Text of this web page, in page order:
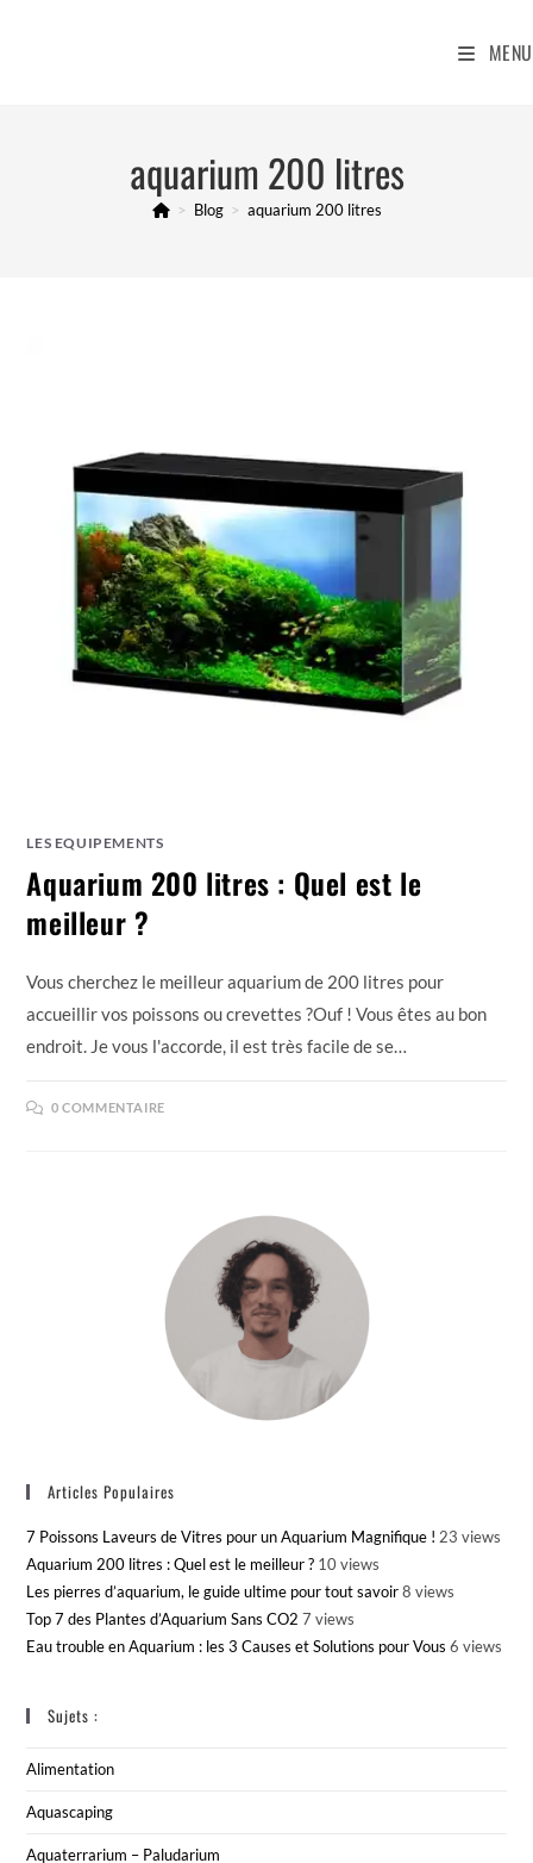
MENU
aquarium 200 litres
> Blog > aquarium 200 litres
LES EQUIPEMENTS
Aquarium 200 litres : Quel est le
meilleur ?
Vous cherchez le meilleur aquarium de 200 litres pour
accueillir vos poissons ou crevettes ?Ouf ! Vous êtes au bon
endroit. Je vous l'accorde, il est très facile de se…
0 COMMENTAIRE
Articles Populaires
7 Poissons Laveurs de Vitres pour un Aquarium Magnifique ! 23 views
Aquarium 200 litres : Quel est le meilleur ? 10 views
Les pierres d’aquarium, le guide ultime pour tout savoir 8 views
Top 7 des Plantes d’Aquarium Sans CO2 7 views
Eau trouble en Aquarium : les 3 Causes et Solutions pour Vous 6 views
Sujets :
Alimentation
Aquascaping
Aquaterrarium – Paludarium